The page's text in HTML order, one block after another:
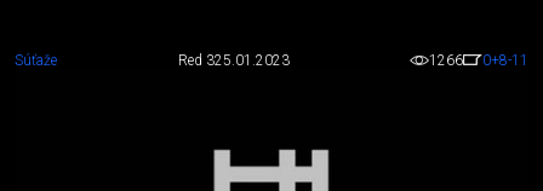
Súťaže Red 325.01.2023 1266 0+8-11